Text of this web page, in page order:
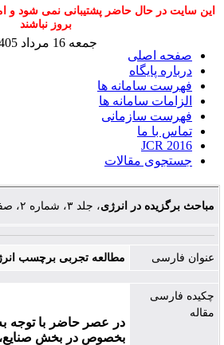
این سایت در حال حاضر پشتیبانی نمی شود و
بروز نباشند
صفحه اصلی
درباره پایگاه
فهرست سامانه ها
الزامات سامانه ها
فهرست سازمانی
تماس با ما
JCR 2016
جستجوی مقالات
جمعه 16 مرداد 1405
مباحث برگزیده در انرژی، جلد ۳، شماره ۲، صفحات ۴۹-۵۷
عنوان فارسی مطالعه تجربی برچسب
چکیده فارسی
مقاله
در عصر حاضر با توجه
بخصوص در بخش